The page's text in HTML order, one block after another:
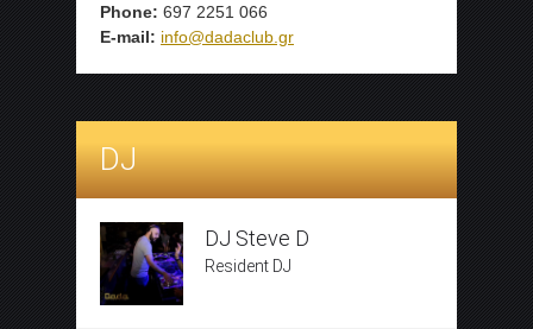
Phone: 697 2251 066
E-mail: info@dadaclub.gr
DJ
DJ Steve D
Resident DJ